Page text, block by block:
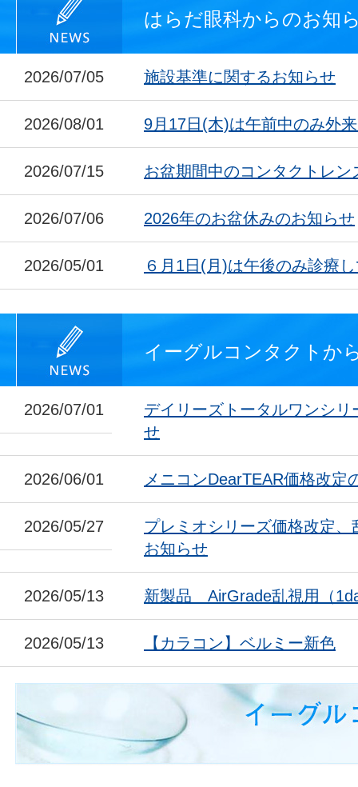
はらだ眼科からのお知
2026/07/05 施設基準に関するお知らせ
2026/08/01 9月17日(木)は午前中のみ外
2026/07/15 お盆期間中のコンタクトレン
2026/07/06 2026年のお盆休みのお知らせ
2026/05/01 ６月1日(月)は午後のみ診療
イーグルコンタクトか
2026/07/01
デイリーズトータルワンシ
せ
2026/06/01 メニコンDearTEAR価格改定
2026/05/27
プレミオシリーズ価格改定
お知らせ
2026/05/13 新製品 AirGrade乱視用（
2026/05/13 【カラコン】ベルミー新色